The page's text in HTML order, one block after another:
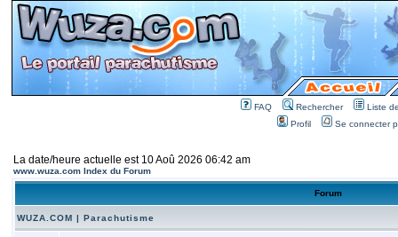
FAQ Rechercher
Liste
Profil
Se connecter
La date/heure actuelle est 10 Aoû 2026 06:42 am
www.wuza.com Index du Forum
Forum
WUZA.COM | Parachutisme